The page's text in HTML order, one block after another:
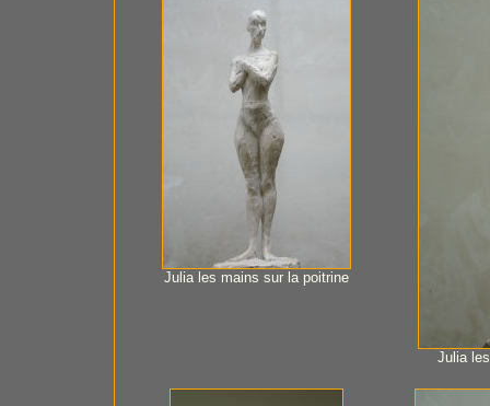
Julia les mains sur la poitrine
Julia